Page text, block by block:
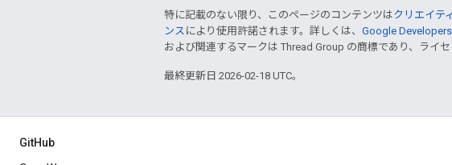
特に記載のない限り、このページのコンテンツはクリエイテ
ンス により使用許諾されます。詳しくは、 Google
および関連するマークは Thread Group の商標であり、ライ
最終更新日 2026-02-18 UTC。
GitHub